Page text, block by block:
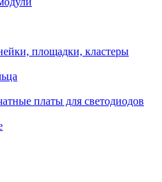
площадки, кластеры
платы для светодиодов